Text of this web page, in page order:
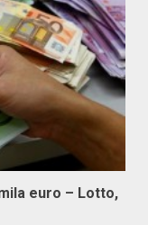
euro – Lotto,